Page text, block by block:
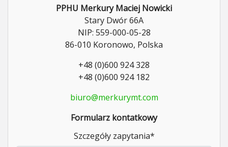
PPHU Merkury Maciej Nowicki
Stary Dwór 66A
NIP: 559-000-05-28
86-010 Koronowo, Polska
+48 (0)600 924 328
+48 (0)600 924 182
biuro@merkurymt.com
Formularz kontatkowy
Szczegóły zapytania*